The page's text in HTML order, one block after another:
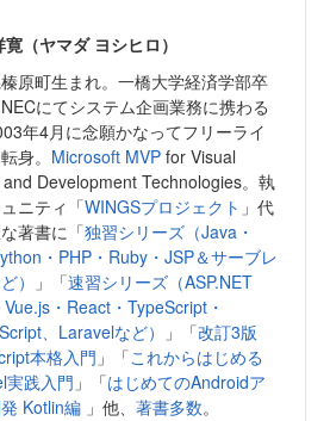
（ヤマダ ヨシヒロ）
原町生まれ。一橋大学経済学部卒
にてシステム企画業務に携わる
年4月に念願かなってフリーライ
身。 Microsoft MVP for Visual
Development Technologies。執
ニティ「WINGSプロジェクト 」代
著書に「独習シリーズ（Java・
・PHP・Ruby・JSP＆サーブレ
）
」「速習シリーズ（ASP.NET
・React・TypeScript・
、Laravelなど）
」「改訂3版
本格入門 」「これからはじめる
実践入門 」「はじめてのAndroidア
Kotlin編 」他、 著書多数。